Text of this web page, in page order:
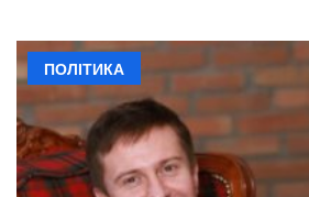
ПОЛІТИКА